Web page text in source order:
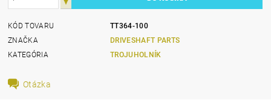
KÓD TOVARU
TT364-100
ZNAČKA
DRIVESHAFT PARTS
KATEGÓRIA
TROJUHOLNÍK
Otázka